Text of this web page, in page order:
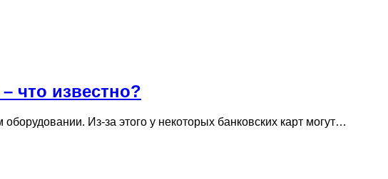
что известно?
Из-за этого у некоторых банковских карт могут…